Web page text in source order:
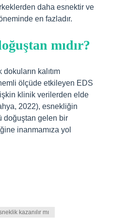
daha esnektir ve
en fazladır.
mıdır?
kalıtım
ölçüde etkileyen EDS
klinik verilerden elde
2022), esnekliğin
doğuştan gelen bir
inanmamıza yol
kazanılır mı